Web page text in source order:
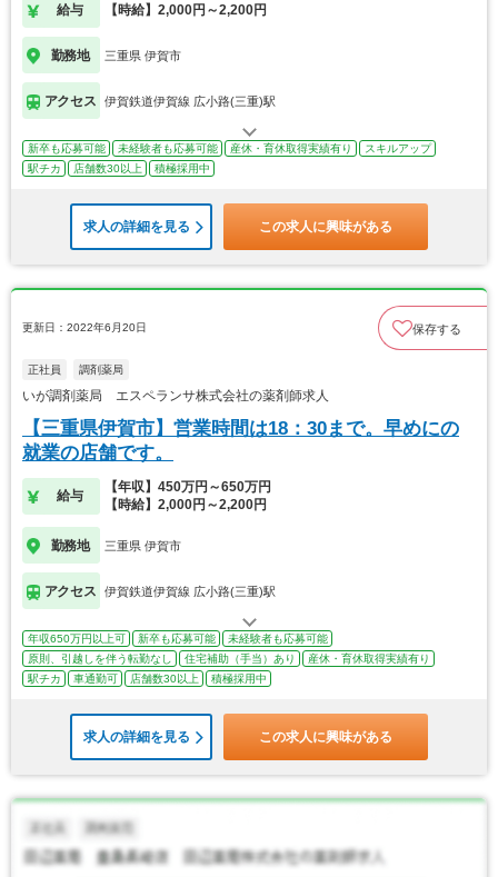
給与 【時給】2,000円～2,200円
勤務地 三重県 伊賀市
アクセス 伊賀鉄道伊賀線 広小路(三重)駅
新卒も応募可能 未経験者も応募可能 産休・育休取得実績有り
スキルアップ
駅チカ
店舗数30以上 積極採用中
求人の詳細を見る この求人に興味がある
更新日：2022年6月20日 保存する
正社員 調剤薬局
いが調剤薬局 エスペランサ株式会社の薬剤師求人
【三重県伊賀市】営業時間は18：30まで。早めにの
就業の店舗です。
給与
【年収】450万円～650万円
【時給】2,000円～2,200円
勤務地 三重県 伊賀市
アクセス 伊賀鉄道伊賀線 広小路(三重)駅
年収650万円以上可 新卒も応募可能
未経験者も応募可能
原則、引越しを伴う転勤なし
住宅補助（手当）あり
産休・育休取得実績有り
駅チカ
車通勤可 店舗数30以上 積極採用中
求人の詳細を見る この求人に興味がある